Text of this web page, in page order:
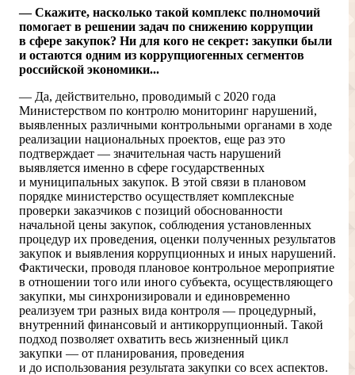
— Скажите, насколько такой комплекс полномочий
помогает в решении задач по снижению коррупции
в сфере закупок? Ни для кого не секрет: закупки были
и остаются одним из коррупциогенных сегментов
российской экономики...
— Да, действительно, проводимый с 2020 года
Министерством по контролю мониторинг нарушений,
выявленных различными контрольными органами в ходе
реализации национальных проектов, еще раз это
подтверждает — значительная часть нарушений
выявляется именно в сфере государственных
и муниципальных закупок. В этой связи в плановом
порядке министерство осуществляет комплексные
проверки заказчиков с позиций обоснованности
начальной цены закупок, соблюдения установленных
процедур их проведения, оценки полученных результатов
закупок и выявления коррупционных и иных нарушений.
Фактически, проводя плановое контрольное мероприятие
в отношении того или иного субъекта, осуществляющего
закупки, мы синхронизировали и единовременно
реализуем три разных вида контроля — процедурный,
внутренний финансовый и антикоррупционный. Такой
подход позволяет охватить весь жизненный цикл
закупки — от планирования, проведения
и до использования результата закупки со всех аспектов.